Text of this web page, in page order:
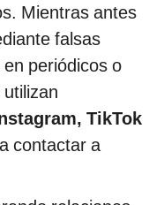
Mientras antes
falsas
periódicos o
TikTok
contactar a